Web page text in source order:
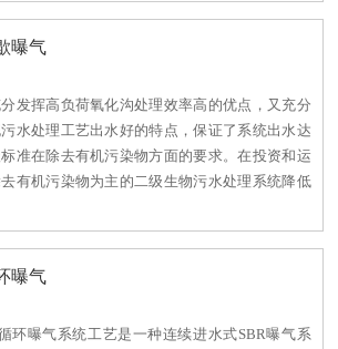
曝气
发挥高负荷氧化沟处理效率高的优点，又充分
水处理工艺出水好的特点，保证了系统出水达
准在除去有机污染物方面的要求。在投资和运
有机污染物为主的二级生物污水处理系统降低
曝气
环曝气系统工艺是一种连续进水式SBR曝气系